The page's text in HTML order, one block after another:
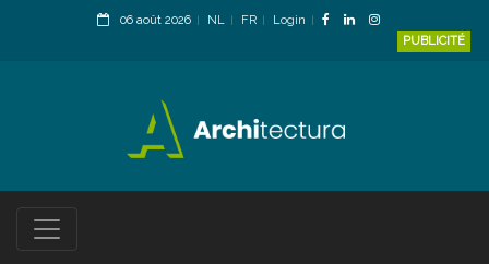
06 août 2026 NL FR
Login
PUBLICITÉ